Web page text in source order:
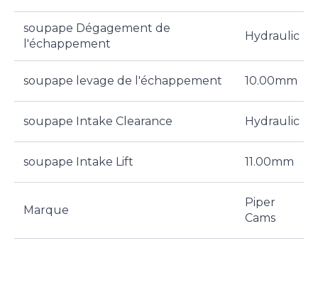
soupape Dégagement de
l'échappement
Hydraulic
soupape levage de l'échappement 10.00mm
soupape Intake Clearance Hydraulic
soupape Intake Lift 11.00mm
Marque
Piper
Cams